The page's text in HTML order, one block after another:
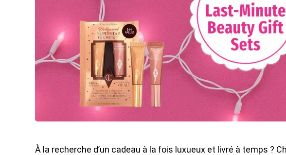
À la recherche d’un cadeau à la fois luxueux et livré à temps ?